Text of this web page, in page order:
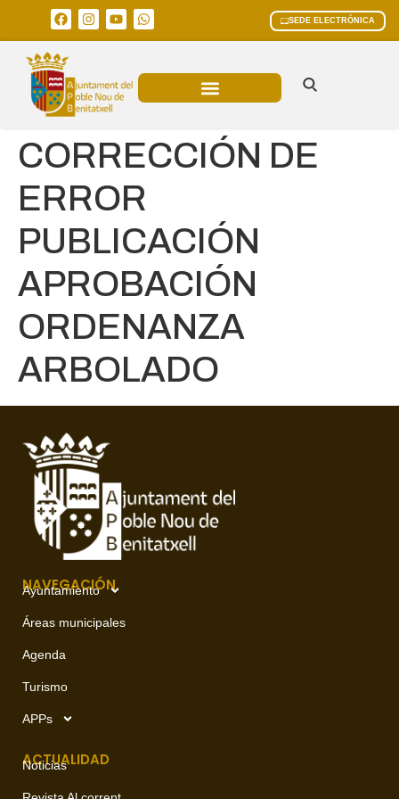
SEDE ELECTRÓNICA
CORRECCIÓN DE
ERROR
PUBLICACIÓN
APROBACIÓN
ORDENANZA
ARBOLADO
NAVEGACIÓN
Ayuntamiento
Áreas municipales
Agenda
Turismo
APPs
ACTUALIDAD
Noticias